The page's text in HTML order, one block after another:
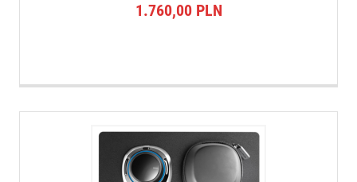
1.760,00 PLN